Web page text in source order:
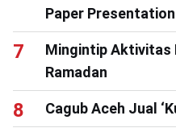
Paper
Mingintip Aktivitas
Ramadan
Cagub Aceh Jual